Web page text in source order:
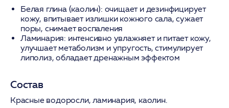
Белая глина (каолин): очищает и дезинфицирует
кожу, впитывает излишки кожного сала, сужает
поры, снимает воспаления
Ламинария: интенсивно увлажняет и питает кожу,
улучшает метаболизм и упругость, стимулирует
липолиз, обладает дренажным эффектом
Состав
Красные водоросли, ламинария, каолин.